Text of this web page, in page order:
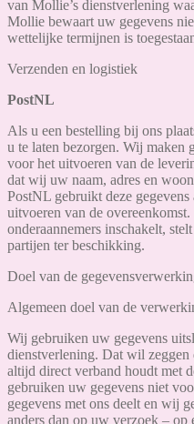
van Mollie’s dienstverlening
Mollie bewaart uw gegevens
wettelijke termijnen is
Verzenden en logistiek
PostNL
Als u een bestelling bij ons
u te laten bezorgen. Wij maken
voor het uitvoeren van de
dat wij uw naam, adres en
PostNL gebruikt deze
uitvoeren van de
onderaannemers inschakelt,
partijen ter beschikking.
Doel van de
Algemeen doel van de
Wij gebruiken uw gegevens
dienstverlening. Dat wil
altijd direct verband houdt met
gebruiken uw gegevens niet
gegevens met ons deelt en wij
anders dan op uw verzoek – op